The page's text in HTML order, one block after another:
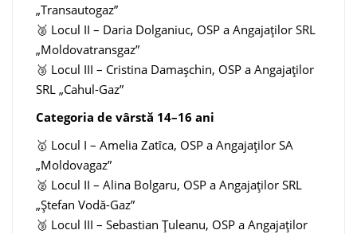
„Transautogaz”
🥈 Locul II – Daria Dolganiuc, OSP a Angajaților SRL
„Moldovatransgaz”
🥉 Locul III – Cristina Damașchin, OSP a Angajaților
SRL „Cahul-Gaz”
Categoria de vârstă 14–16 ani
🥇 Locul I – Amelia Zatîca, OSP a Angajaților SA
„Moldovagaz”
🥈 Locul II – Alina Bolgaru, OSP a Angajaților SRL
„Ștefan Vodă-Gaz”
🥉 Locul III – Sebastian Țuleanu, OSP a Angajaților